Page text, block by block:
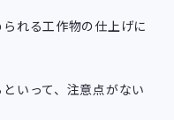
れる工作物の仕上げに
いって、注意点がない